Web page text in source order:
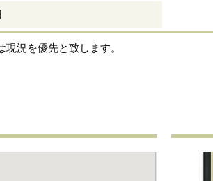
況を優先と致します。